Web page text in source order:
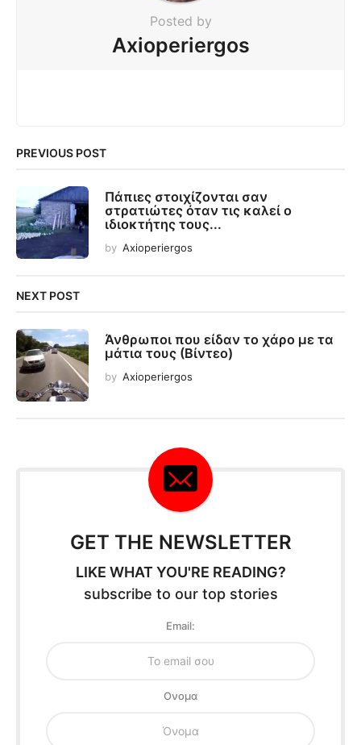
Posted by
Axioperiergos
PREVIOUS POST
Πάπιες στοιχίζονται σαν
στρατιώτες όταν τις καλεί ο
ιδιοκτήτης τους...
by Axioperiergos
NEXT POST
Άνθρωποι που είδαν το χάρο με τα
μάτια τους (Βίντεο)
by Axioperiergos
GET THE NEWSLETTER
LIKE WHAT YOU'RE READING?
subscribe to our top stories
Email:
Oνομα